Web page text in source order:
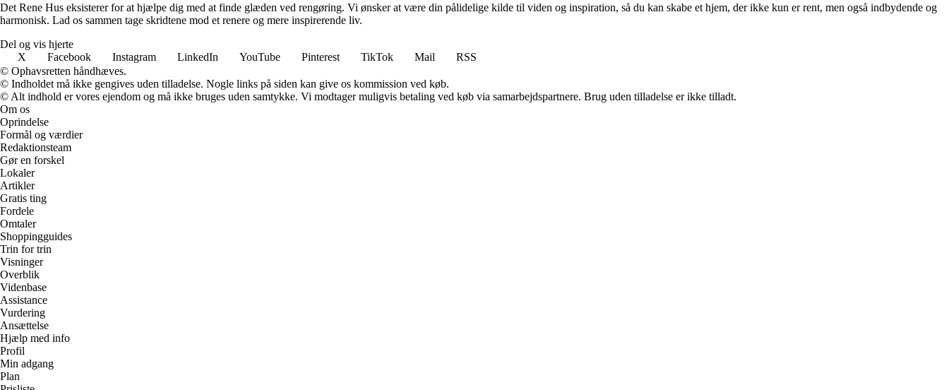
Det Rene Hus eksisterer for at hjælpe dig med at finde glæden ved rengøring. Vi ønsker at være din pålidelige kilde til viden og inspiration, så du kan skabe et hjem, der ikke kun er rent, men også indbydende og
harmonisk. Lad os sammen tage skridtene mod et renere og mere inspirerende liv.
Del og vis hjerte
X
Facebook Instagram LinkedIn YouTube Pinterest TikTok Mail
RSS
© Ophavsretten håndhæves.
© Indholdet må ikke gengives uden tilladelse. Nogle links på siden kan give os kommission ved køb.
© Alt indhold er vores ejendom og må ikke bruges uden samtykke. Vi modtager muligvis betaling ved køb via samarbejdspartnere. Brug uden tilladelse er ikke tilladt.
Om os
Oprindelse
Formål og værdier
Redaktionsteam
Gør en forskel
Lokaler
Artikler
Gratis ting
Fordele
Omtaler
Shoppingguides
Trin for trin
Visninger
Overblik
Videnbase
Assistance
Vurdering
Ansættelse
Hjælp med info
Profil
Min adgang
Plan